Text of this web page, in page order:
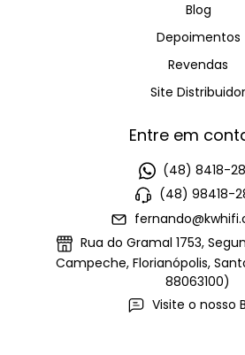
Blog
Depoimentos
Revendas
Site Distribuidor
Entre em
(48) 8418-
(48) 98418-
Rua do Gramal 1753,
Campeche, Florianópolis,
88063100)
Visite o nosso